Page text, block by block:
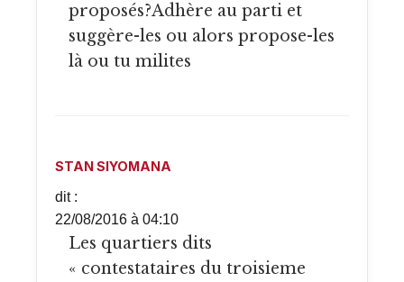
proposés?Adhère au parti et
suggère-les ou alors propose-les
là ou tu milites
STAN SIYOMANA
dit :
22/08/2016 à 04:10
Les quartiers dits
« contestataires du troisieme